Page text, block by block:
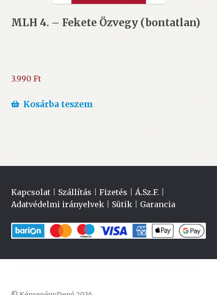
MLH 4. – Fekete Özvegy (bontatlan)
3.990 Ft
Kosárba teszem
Kapcsolat| Szállítás Fizetés Á.Sz.F.
Adatvédelmi irányelvek| Sütik| Garancia